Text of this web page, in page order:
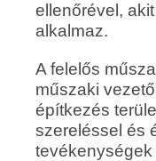
ellenőrével,
alkalmaz.
A felelős
műszaki
építkezés
szereléssel és